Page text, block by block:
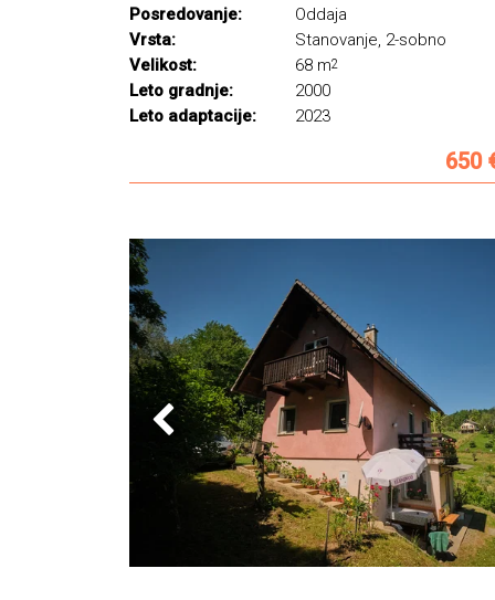
Posredovanje:
Oddaja
Vrsta:
Stanovanje, 2-sobno
Velikost:
68 m2
Leto gradnje:
2000
Leto adaptacije:
2023
650